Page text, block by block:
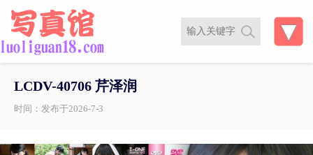
LCDV-40706 芹泽润
时间：发布于2026-7-3